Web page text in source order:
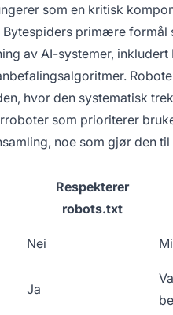
som en kritisk
primære formål
av AI-systemer, inkludert
hvor den systematisk
som prioriterer
noe som gjør den
Respekterer
robots.txt
Nei
Ja